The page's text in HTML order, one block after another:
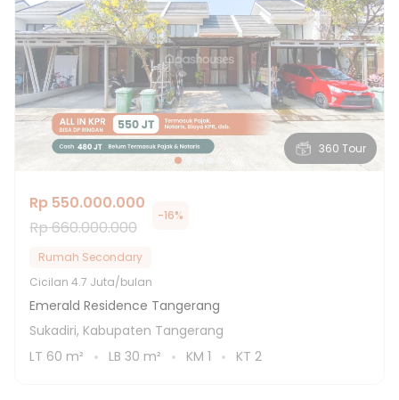
360 Tour
Rp 550.000.000
Rp 660.000.000
-16%
Rumah Secondary
Cicilan 4.7 Juta/bulan
Emerald Residence Tangerang
Sukadiri, Kabupaten Tangerang
LT 60 m² LB 30 m² KM 1 KT 2